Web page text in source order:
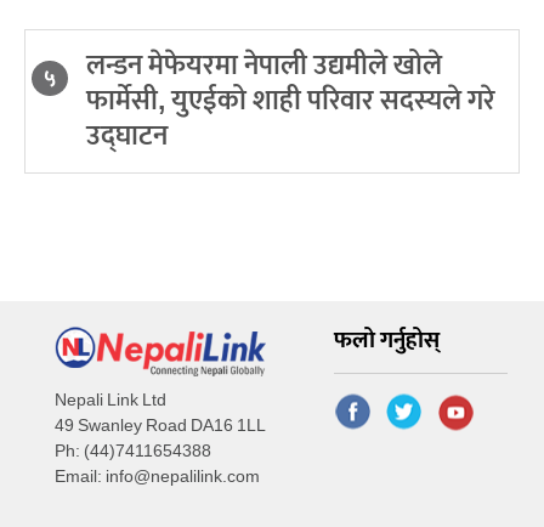
५ लन्डन मेफेयरमा नेपाली उद्यमीले खोले
फार्मेसी, युएईको शाही परिवार सदस्यले गरे
उद्घाटन
Nepali Link Ltd
49 Swanley Road DA16 1LL
Ph: (44)7411654388
Email: info@nepalilink.com
फलो गर्नुहोस्